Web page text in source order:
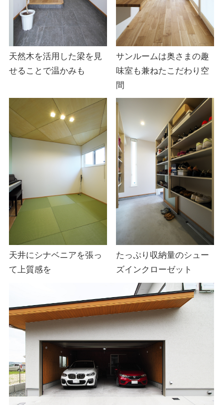
天然木を活用した梁を見
せることで温かみも
サンルームは奥さまの趣
味室も兼ねたこだわり空
間
天井にシナベニアを張っ
て上質感を
たっぷり収納量のシュー
ズインクローゼット